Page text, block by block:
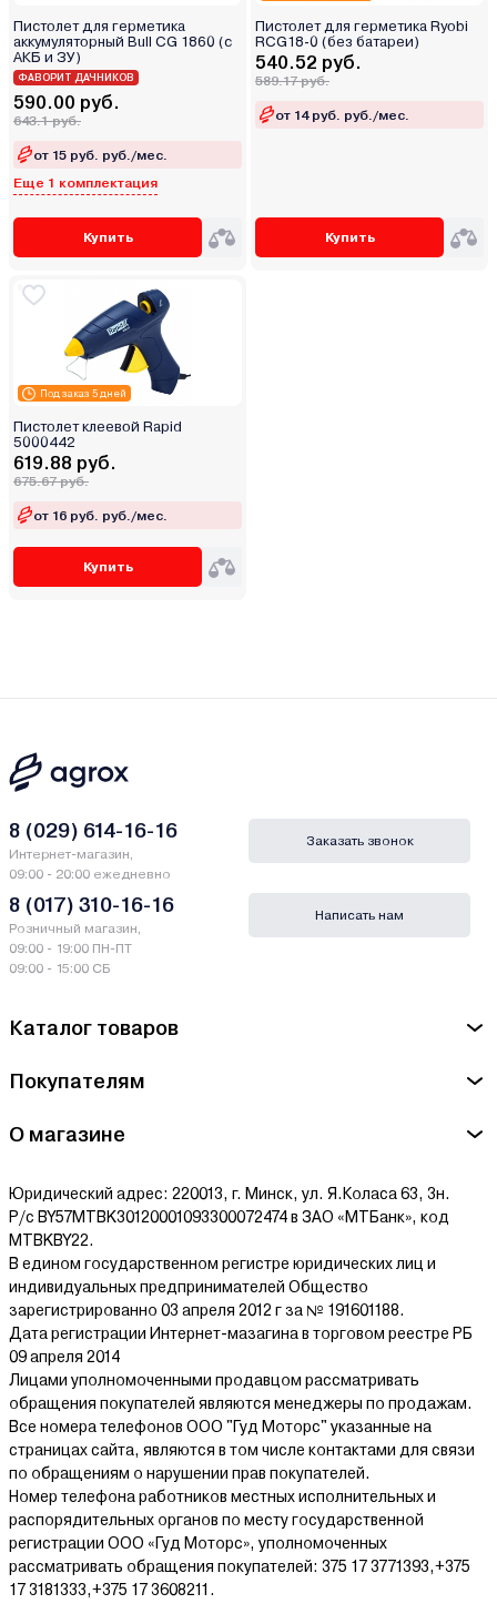
Пистолет для герметика
аккумуляторный Bull CG 1860 (с
АКБ и ЗУ)
ФАВОРИТ ДАЧНИКОВ
590.00 руб.
643.1 руб.
от 15 руб. руб./мес.
Еще 1 комплектация
Купить
Пистолет для герметика Ryobi
RCG18-0 (без батареи)
540.52 руб.
589.17 руб.
от 14 руб. руб./мес.
Купить
Под заказ 5 дней
Пистолет клеевой Rapid
5000442
619.88 руб.
675.67 руб.
от 16 руб. руб./мес.
Купить
Каталог товаров
Покупателям
О магазине
Юридический адрес: 220013, г. Минск, ул. Я.Коласа 63, 3н.
Р/с BY57MTBK30120001093300072474 в ЗАО «МТБанк», код
MTBKBY22.
В едином государственном регистре юридических лиц и
индивидуальных предпринимателей Общество
зарегистрированно 03 апреля 2012 г за № 191601188.
Дата регистрации Интернет-мазагина в торговом реестре РБ
09 апреля 2014
Лицами уполномоченными продавцом рассматривать
обращения покупателей являются менеджеры по продажам.
Все номера телефонов ООО "Гуд Моторс" указанные на
страницах сайта, являются в том числе контактами для связи
по обращениям о нарушении прав покупателей.
Номер телефона работников местных исполнительных и
распорядительных органов по месту государственной
регистрации ООО «Гуд Моторс», уполномоченных
рассматривать обращения покупателей: 375 17 3771393,+375
17 3181333,+375 17 3608211.
8 (029) 614-16-16
Интернет-магазин,
09:00 - 20:00 ежедневно
8 (017) 310-16-16
Розничный магазин,
09:00 - 19:00 ПН-ПТ
09:00 - 15:00 СБ
Заказать звонок
Написать нам